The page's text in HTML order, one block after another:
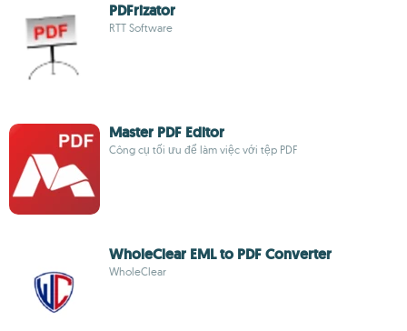
PDFrizator
RTT Software
Master PDF Editor
Công cụ tối ưu để làm việc với tệp PDF
WholeClear EML to PDF Converter
WholeClear